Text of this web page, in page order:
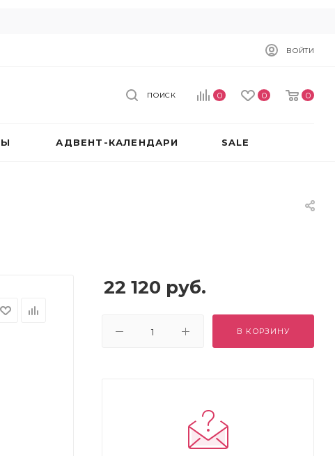
ВОЙТИ
0 0 0
ПОИСК
АДВЕНТ-КАЛЕНДАРИ SALE
22 120 руб.
В КОРЗИНУ